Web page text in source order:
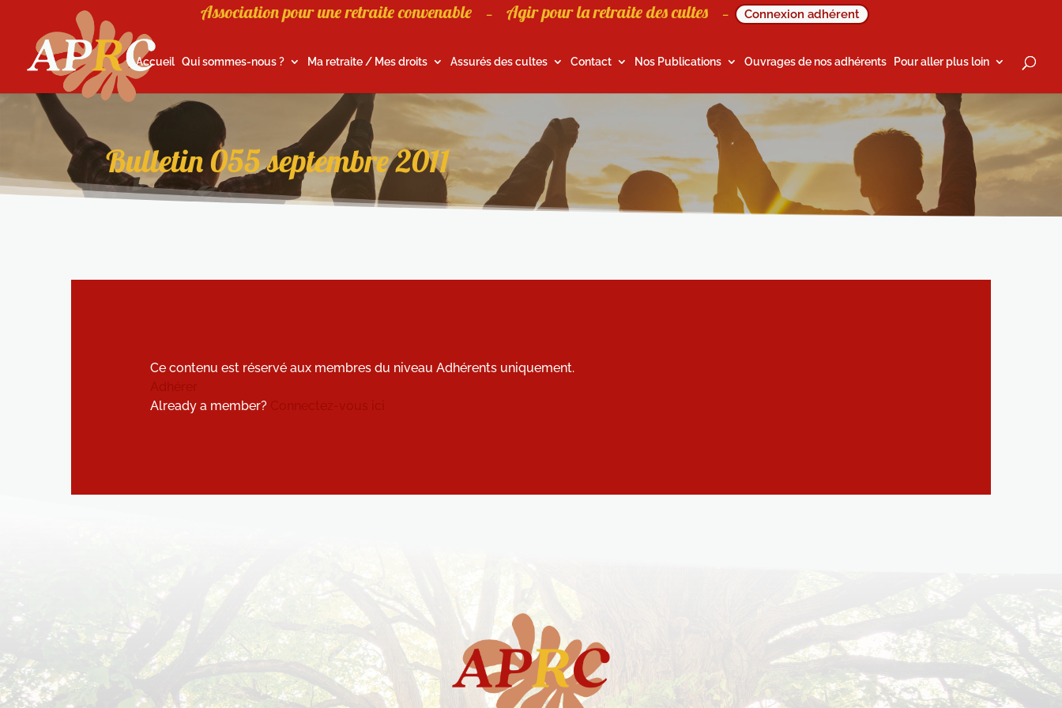
Association pour une retraite convenable – Agir pour la retraite des cultes – Connexion adhérent
Accueil Qui sommes-nous ? Ma retraite / Mes droits Assurés des cultes Contact Nos Publications Ouvrages de nos adhérents Pour aller plus loin
Bulletin 055 septembre 2011
Ce contenu est réservé aux membres du niveau Adhérents uniquement.
Already a member?